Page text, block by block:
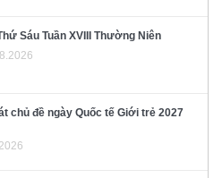
Sáu Tuần XVIII Thường Niên
chủ đề ngày Quốc tế Giới trẻ 2027